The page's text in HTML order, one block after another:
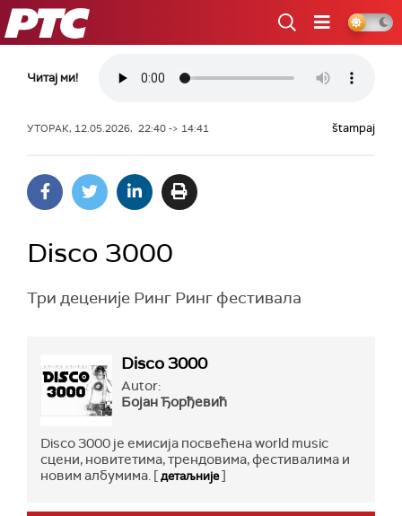
РТС
Читај ми!
УТОРАК, 12.05.2026, 22:40 -> 14:41 štampaj
Disco 3000
Три деценије Ринг Ринг фестивала
Disco 3000
Autor:
Бојан Ђорђевић
Disco 3000 је емисија посвећена world music
сцени, новитетима, трендовима, фестивалима и
новим албумима. [детаљније]